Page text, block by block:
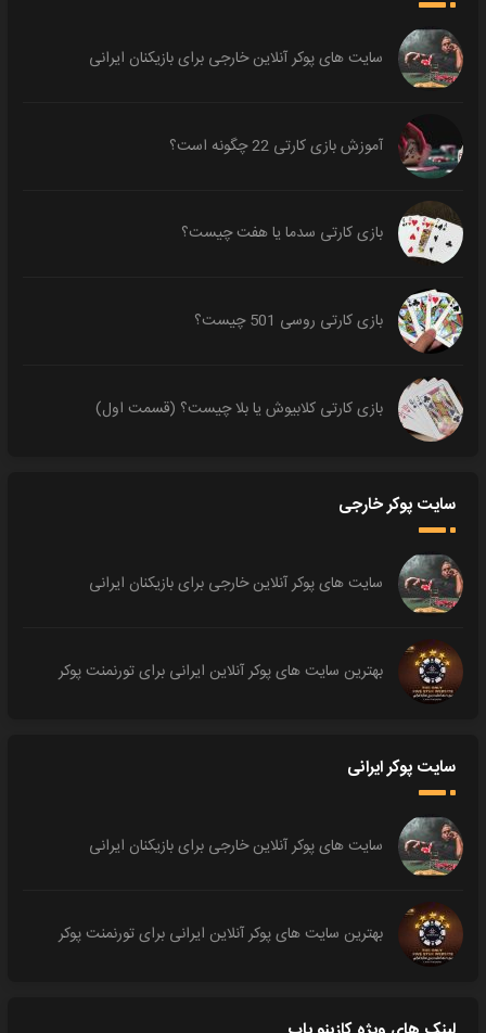
سایت های پوکر آنلاین خارجی برای بازیکنان ایرانی
آموزش بازی کارتی 22 چگونه است؟
بازی کارتی سدما یا هفت چیست؟
بازی کارتی روسی 501 چیست؟
بازی کارتی کلابیوش یا بلا چیست؟ (قسمت اول)
سایت پوکر خارجی
سایت های پوکر آنلاین خارجی برای بازیکنان ایرانی
بهترین سایت های پوکر آنلاین ایرانی برای تورنمنت پوکر
سایت پوکر ایرانی
سایت های پوکر آنلاین خارجی برای بازیکنان ایرانی
بهترین سایت های پوکر آنلاین ایرانی برای تورنمنت پوکر